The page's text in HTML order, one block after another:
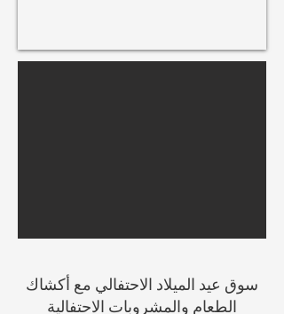
سوق عيد الميلاد الاحتفالي مع أكشاك
الطعام والمشروبات الاحتفالية